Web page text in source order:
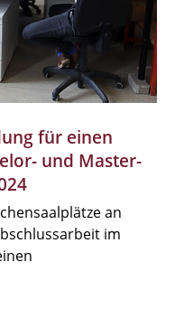
für einen
und Master-
an
im